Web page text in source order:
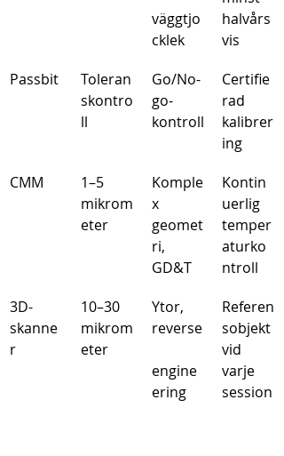
väggtjo
cklek
halvårs
vis
Passbit
Toleran
skontro
ll
Go/No-
go-
kontroll
Certifie
rad
kalibrer
ing
CMM
1–5
mikrom
eter
Komple
x
geomet
ri,
GD&T
Kontin
uerlig
temper
aturko
ntroll
3D-
skanne
r
10–30
mikrom
eter
Ytor,
reverse
engine
ering
Referen
sobjekt
vid
varje
session